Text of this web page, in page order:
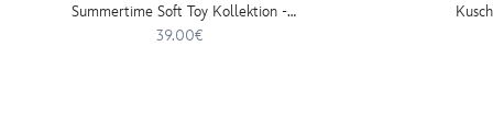
Summertime Soft Toy Kollektion -
Mittelgroßes Kuscheltier - 26 cm
39.00€